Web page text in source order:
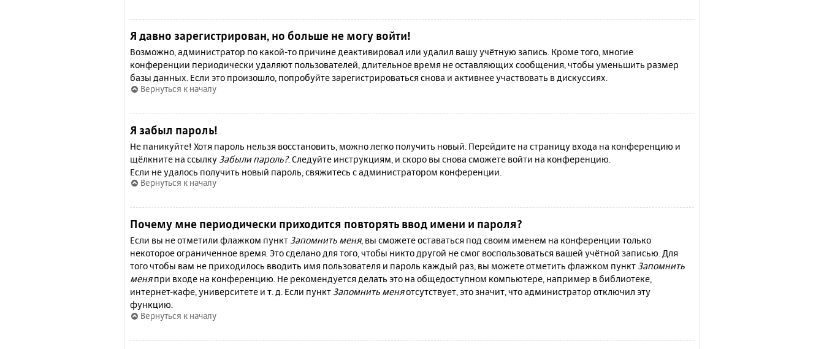
Я давно зарегистрирован, но больше не могу войти!
Возможно, администратор по какой-то причине деактивировал или удалил вашу учётную запись. Кроме того, многие
конференции периодически удаляют пользователей, длительное время не оставляющих сообщения, чтобы уменьшить размер
базы данных. Если это произошло, попробуйте зарегистрироваться снова и активнее участвовать в дискуссиях.
Вернуться к началу
Я забыл пароль!
Не паникуйте! Хотя пароль нельзя восстановить, можно легко получить новый. Перейдите на страницу входа на конференцию и
щёлкните на ссылку Забыли пароль?. Следуйте инструкциям, и скоро вы снова сможете войти на конференцию.
Если не удалось получить новый пароль, свяжитесь с администратором конференции.
Вернуться к началу
Почему мне периодически приходится повторять ввод имени и пароля?
Если вы не отметили флажком пункт Запомнить меня, вы сможете оставаться под своим именем на конференции только
некоторое ограниченное время. Это сделано для того, чтобы никто другой не смог воспользоваться вашей учётной записью. Для
того чтобы вам не приходилось вводить имя пользователя и пароль каждый раз, вы можете отметить флажком пункт Запомнить
меняпри входе на конференцию. Не рекомендуется делать это на общедоступном компьютере, например в библиотеке,
интернет-кафе, университете и т. д. Если пункт Запомнить меняотсутствует, это значит, что администратор отключил эту
функцию.
Вернуться к началу